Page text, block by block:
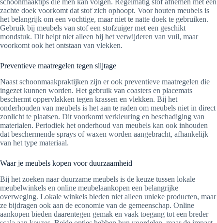
schoonmaaktips die men kan volgen. Regelmatig stof afnemen met een
zachte doek voorkomt dat stof zich ophoopt. Voor houten meubels is
het belangrijk om een vochtige, maar niet te natte doek te gebruiken.
Gebruik bij meubels van stof een stofzuiger met een geschikt
mondstuk. Dit helpt niet alleen bij het verwijderen van vuil, maar
voorkomt ook het ontstaan van vlekken.
Preventieve maatregelen tegen slijtage
Naast schoonmaakpraktijken zijn er ook preventieve maatregelen die
ingezet kunnen worden. Het gebruik van coasters en placemats
beschermt oppervlakken tegen krassen en vlekken. Bij het
onderhouden van meubels is het aan te raden om meubels niet in direct
zonlicht te plaatsen. Dit voorkomt verkleuring en beschadiging van
materialen. Periodiek het onderhoud van meubels kan ook inhouden
dat beschermende sprays of waxen worden aangebracht, afhankelijk
van het type materiaal.
Waar je meubels kopen voor duurzaamheid
Bij het zoeken naar duurzame meubels is de keuze tussen lokale
meubelwinkels en online meubelaankopen een belangrijke
overweging. Lokale winkels bieden niet alleen unieke producten, maar
ze bijdragen ook aan de economie van de gemeenschap. Online
aankopen bieden daarentegen gemak en vaak toegang tot een breder